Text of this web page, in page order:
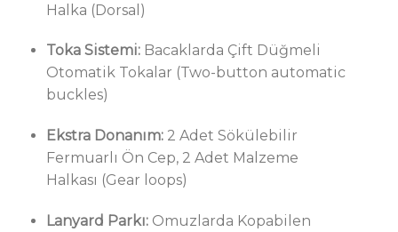
Halka (Dorsal)
Toka Sistemi:Bacaklarda Çift Düğmeli
Otomatik Tokalar (Two-button automatic
buckles)
Ekstra Donanım:2 Adet Sökülebilir
Fermuarlı Ön Cep, 2 Adet Malzeme
Halkası (Gear loops)
Lanyard Parkı:Omuzlarda Kopabilen